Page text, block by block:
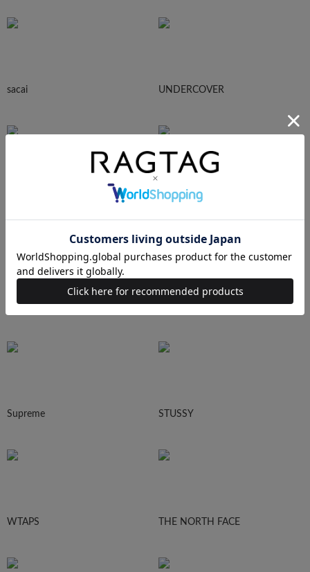
sacai UNDERCOVER
Needles
Ralph Lauren HUMAN MADE
Supreme STUSSY
WTAPS THE NORTH FACE